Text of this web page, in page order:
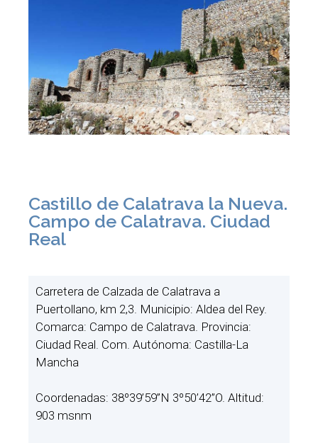
Castillo de Calatrava la Nueva.
Campo de Calatrava. Ciudad
Real
Carretera de Calzada de Calatrava a
Puertollano, km 2,3. Municipio: Aldea del Rey.
Comarca: Campo de Calatrava. Provincia:
Ciudad Real. Com. Autónoma: Castilla-La
Mancha
Coordenadas: 38º39’59”N 3º50’42”O. Altitud:
903 msnm